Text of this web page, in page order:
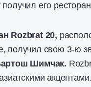
получил его
Rozbrat 20,
получил свою 3-ю
Шимчак.
акцентами.